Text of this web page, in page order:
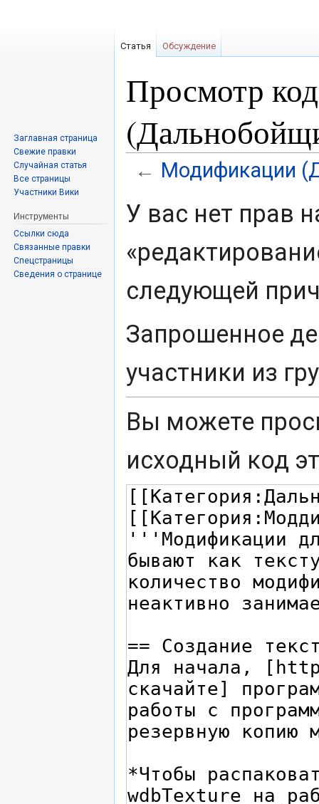
Просмотр
← Модификации
У вас нет прав
следующей
Запрошенное
участники из
Вы можете
исходный код
Статья Обсуждение
Заглавная страница
Свежие правки
Случайная статья
Все страницы
Участники Вики
Инструменты
Ссылки сюда
Связанные правки
Спецстраницы
Сведения о странице